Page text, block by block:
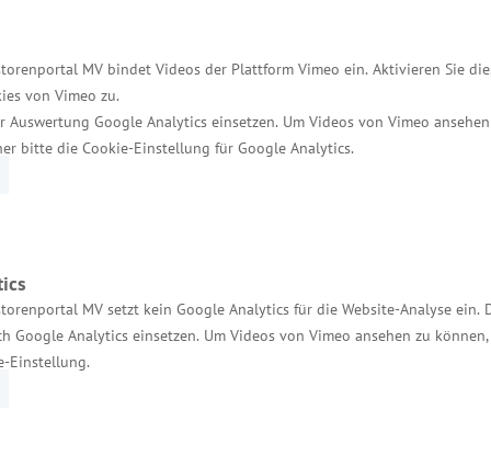
MV bindet Videos der Plattform Vimeo ein. Aktivieren Sie
von Vimeo zu.
Auswertung Google Analytics einsetzen. Um Videos von Vimeo
bitte die Cookie-Einstellung für Google Analytics.
MV setzt kein Google Analytics für die Website-Analyse ein.
Google Analytics einsetzen. Um Videos von Vimeo ansehen zu
Einstellung.
zur Ver­besserung des Lebensalltags der
Anwohner und Verkehrsteilnehmer, sondern
und Kreisen zu verbessern, unterstützt die